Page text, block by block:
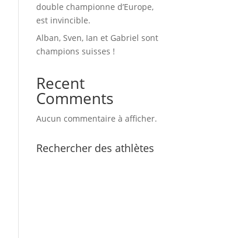
double championne d’Europe,
est invincible.
Alban, Sven, Ian et Gabriel sont
champions suisses !
Recent
Comments
Aucun commentaire à afficher.
Rechercher des athlètes